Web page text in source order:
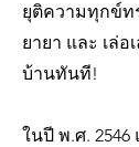
ยุติความทุกข์ท
ยายา และ เล่อ
บ้านทันที!
ในปี พ.ศ.